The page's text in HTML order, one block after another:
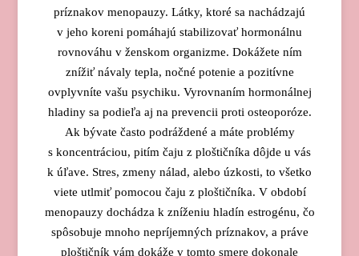
príznakov menopauzy. Látky, ktoré sa nachádzajú
v jeho koreni pomáhajú stabilizovať hormonálnu
rovnováhu v ženskom organizme. Dokážete ním
znížiť návaly tepla, nočné potenie a pozitívne
ovplyvníte vašu psychiku. Vyrovnaním hormonálnej
hladiny sa podieľa aj na prevencii proti osteoporóze.
Ak bývate často podráždené a máte problémy
s koncentráciou, pitím čaju z ploštičníka dôjde u vás
k úľave. Stres, zmeny nálad, alebo úzkosti, to všetko
viete utlmiť pomocou čaju z ploštičníka. V období
menopauzy dochádza k zníženiu hladín estrogénu, čo
spôsobuje mnoho nepríjemných príznakov, a práve
ploštičník vám dokáže v tomto smere dokonale